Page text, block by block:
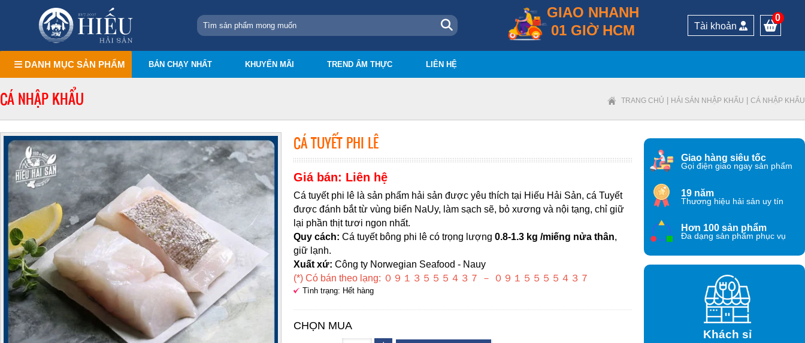
GIAO NHANH
01 GIỜ HCM
Tài khoản
0
DANH MỤC SẢN PHẨM BÁN CHẠY NHẤT KHUYẾN MÃI TREND ẨM THỰC LIÊN HỆ
CÁ NHẬP KHẨU TRANG CHỦ HẢI SẢN NHẬP KHẨU CÁ NHẬP KHẨU
CÁ TUYẾT PHI LÊ
Giá bán: Liên hệ
Cá tuyết phi lê là sản phẩm hải sản được yêu thích tại Hiếu Hải Sản, cá Tuyết
được đánh bắt từ vùng biển NaUy, làm sạch sẽ, bỏ xương và nội tạng, chỉ giữ
lại phần thịt tươi ngon nhất.
Quy cách: Cá tuyết bông phi lê có trọng lượng0.8-1.3 kg /miếng nửa thân,
giữ lạnh.
Xuất xứ: Công ty Norwegian Seafood - Nauy
(*) Có bán theo lạng: ０９１３５５５４３７ － ０９１５５５５４３７
Tình trạng: Hết hàng
CHỌN MUA
Giao hàng siêu tốc
Gọi điện giao ngay sản phẩm
19 năm
Thương hiệu hải sản uy tín
Hơn 100 sản phẩm
Đa dạng sản phẩm phục vụ
Khách sỉ